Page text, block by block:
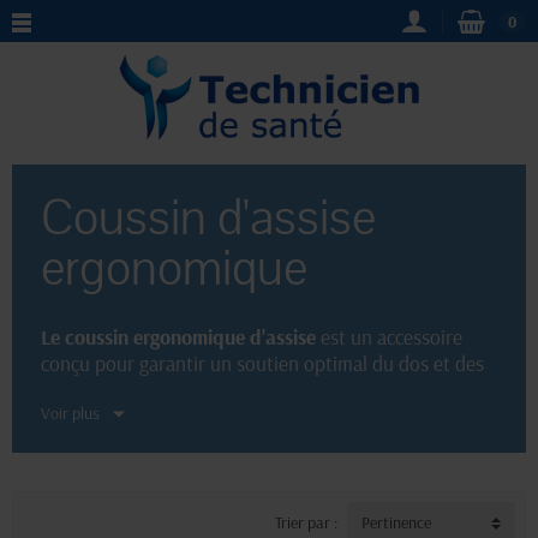
0
Coussin d'assise
ergonomique
Le coussin ergonomique d'assise est un accessoire
conçu pour garantir un soutien optimal du dos et des
coussin ergonomique
est un allié indispensable pour maintenir une
Voir plus
Trier par : Pertinence